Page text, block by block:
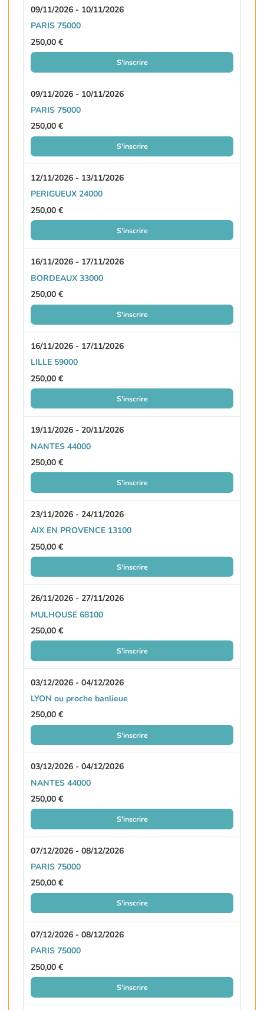
09/11/2026 - 10/11/2026
PARIS 75000
250,00 €
S'inscrire
09/11/2026 - 10/11/2026
PARIS 75000
250,00 €
S'inscrire
12/11/2026 - 13/11/2026
PERIGUEUX 24000
250,00 €
S'inscrire
16/11/2026 - 17/11/2026
BORDEAUX 33000
250,00 €
S'inscrire
16/11/2026 - 17/11/2026
LILLE 59000
250,00 €
S'inscrire
19/11/2026 - 20/11/2026
NANTES 44000
250,00 €
S'inscrire
23/11/2026 - 24/11/2026
AIX EN PROVENCE 13100
250,00 €
S'inscrire
26/11/2026 - 27/11/2026
MULHOUSE 68100
250,00 €
S'inscrire
03/12/2026 - 04/12/2026
LYON ou proche banlieue
250,00 €
S'inscrire
03/12/2026 - 04/12/2026
NANTES 44000
250,00 €
S'inscrire
07/12/2026 - 08/12/2026
PARIS 75000
250,00 €
S'inscrire
07/12/2026 - 08/12/2026
PARIS 75000
250,00 €
S'inscrire